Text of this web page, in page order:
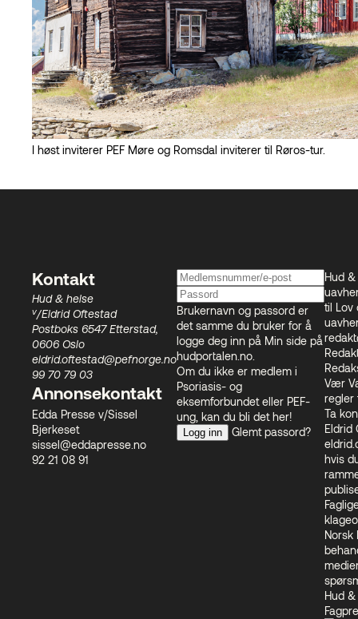
I høst inviterer PEF Møre og Romsdal inviterer til Røros-tur.
Kontakt
Hud & helse
v/Eldrid Oftestad
Postboks 6547 Etterstad,
0606 Oslo
eldrid.oftestad@pefnorge.no
99 70 79 03
Annonsekontakt
Edda Presse v/Sissel
Bjerkeset
sissel@eddapresse.no
92 21 08 91
Brukernavn og passord er
det samme du bruker for å
logge deg inn på Min side på
hudportalen.no
Om du ikke er medlem i
Psoriasis- og
eksemforbundet eller PEF-
ung, kan du bli dether!
Logg inn Glemt passord?
Hud
til Lov
Vær
regler
Ta
Eldrid
hvis
Norsk
Hud